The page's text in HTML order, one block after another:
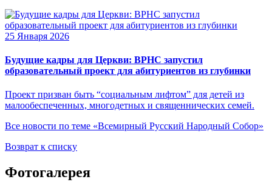
25 Января 2026
Будущие кадры для Церкви: ВРНС запустил
образовательный проект для абитуриентов из глубинки
Проект призван быть “социальным лифтом” для детей из
малообеспеченных, многодетных и священнических семей.
Все новости по теме «Всемирный Русский Народный Собор»
Возврат к списку
Фотогалерея